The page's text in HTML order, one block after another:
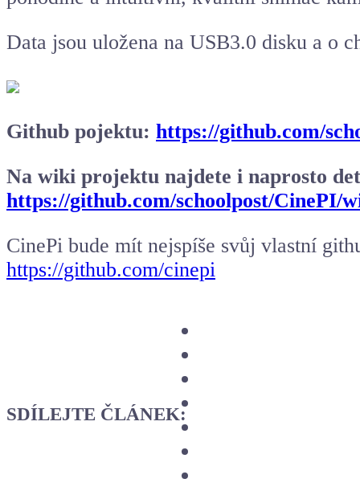
Data jsou uložena na USB3.0 disku a o
Github pojektu: https://github.com/
Na wiki projektu najdete i naprosto
https://github.com/schoolpost/CinePI/
CinePi bude mít nejspíše svůj vlastní
https://github.com/cinepi
SDÍLEJTE ČLÁNEK: